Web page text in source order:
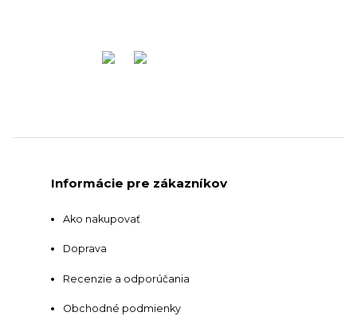
Informácie pre zákazníkov
Ako nakupovať
Doprava
Recenzie a odporúčania
Obchodné podmienky